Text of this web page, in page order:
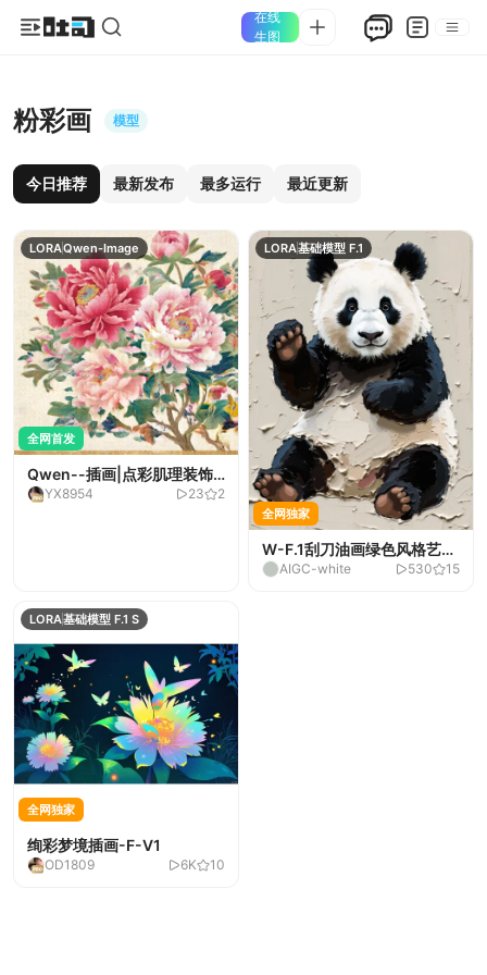
在线
生图
粉彩画 模型
今日推荐 最新发布 最多运行 最近更新
LORAQwen-Image
全网首发
Qwen--插画|点彩肌理装饰
画-V260403-1
YX8954 23 2
LORA基础模型 F.1
全网独家
W-F.1刮刀油画绿色风格艺术
感green-flux
AIGC-white 530 15
LORA基础模型 F.1 S
全网独家
绚彩梦境插画-F-V1
OD1809 6K 10